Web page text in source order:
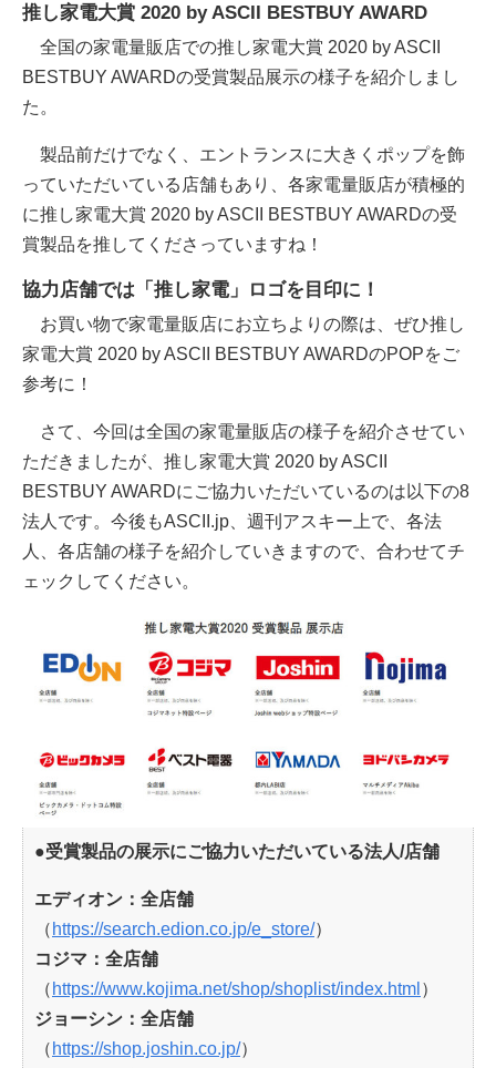
推し家電大賞 2020 by ASCII BESTBUY AWARD
全国の家電量販店での推し家電大賞 2020 by ASCII
BESTBUY AWARDの受賞製品展示の様子を紹介しまし
た。
製品前だけでなく、エントランスに大きくポップを飾
っていただいている店舗もあり、各家電量販店が積極的
に推し家電大賞 2020 by ASCII BESTBUY AWARDの受
賞製品を推してくださっていますね！
協力店舗では「推し家電」ロゴを目印に！
お買い物で家電量販店にお立ちよりの際は、ぜひ推し
家電大賞 2020 by ASCII BESTBUY AWARDのPOPをご
参考に！
さて、今回は全国の家電量販店の様子を紹介させてい
ただきましたが、推し家電大賞 2020 by ASCII
BESTBUY AWARDにご協力いただいているのは以下の8
法人です。今後もASCII.jp、週刊アスキー上で、各法
人、各店舗の様子を紹介していきますので、合わせてチ
ェックしてください。
●受賞製品の展示にご協力いただいている法人/店舗
エディオン：全店舗
（ https://search.edion.co.jp/e_store/）
コジマ：全店舗
（ https://www.kojima.net/shop/shoplist/index.html ）
ジョーシン：全店舗
（ https://shop.joshin.co.jp/）